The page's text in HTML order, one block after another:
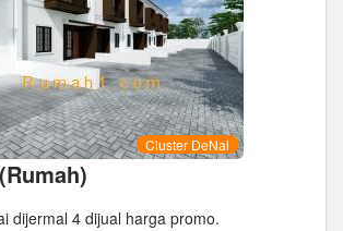
Cluster DeNai
dijermal 4 dijual harga promo.